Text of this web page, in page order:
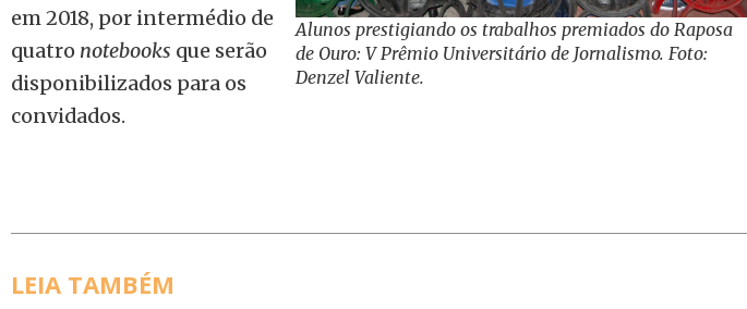
Alunos prestigiando os trabalhos premiados do Raposa
de Ouro: V Prêmio Universitário de Jornalismo. Foto:
Denzel Valiente.
em 2018, por intermédio de
quatro notebooks que serão
disponibilizados para os
convidados.
LEIA TAMBÉM